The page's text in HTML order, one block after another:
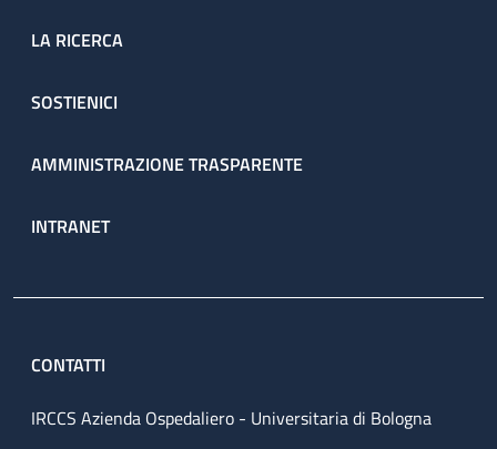
LA RICERCA
SOSTIENICI
AMMINISTRAZIONE TRASPARENTE
INTRANET
CONTATTI
IRCCS Azienda Ospedaliero - Universitaria di Bologna